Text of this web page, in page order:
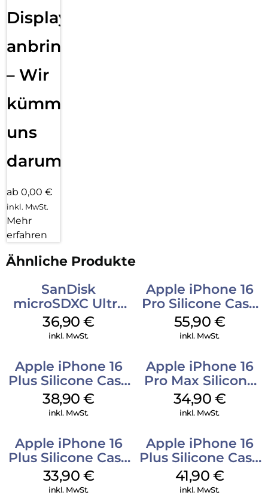
Displayfolie
anbringen
– Wir
kümmern
uns
darum!
ab 0,00 €
inkl. MwSt.
Mehr
erfahren
Ähnliche Produkte
SanDisk
microSDXC Ultra
128 GB + Adapter
Mobile
36,90€
inkl. MwSt.
Apple iPhone 16
Pro Silicone Case
MagSafe Stone
Gray
55,90 €
inkl. MwSt.
Apple iPhone 16
Plus Silicone Case
MagSafe Denim
38,90€
inkl. MwSt.
Apple iPhone 16
Pro Max Silicone
Case MagSafe
Denim
34,90 €
inkl. MwSt.
Apple iPhone 16
Plus Silicone Case
MagSafe Lake
Green
33,90 €
inkl. MwSt.
Apple iPhone 16
Plus Silicone Case
MagSafe Stone
Gray
41,90 €
inkl. MwSt.